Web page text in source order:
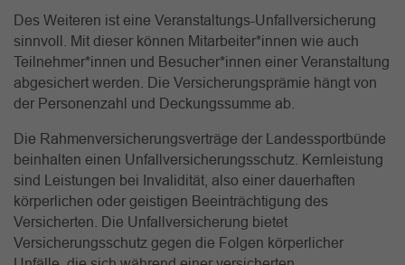
Des Weiteren ist eine Veranstaltungs-Unfallversicherung
sinnvoll. Mit dieser können Mitarbeiter*innen wie auch
Teilnehmer*innen und Besucher*innen einer Veranstaltung
abgesichert werden. Die Versicherungsprämie hängt von
der Personenzahl und Deckungssumme ab.
Die Rahmenversicherungsverträge der Landessportbünde
beinhalten einen Unfallversicherungsschutz. Kernleistung
sind Leistungen bei Invalidität, also einer dauerhaften
körperlichen oder geistigen Beeinträchtigung des
Versicherten. Die Unfallversicherung bietet
Versicherungsschutz gegen die Folgen körperlicher